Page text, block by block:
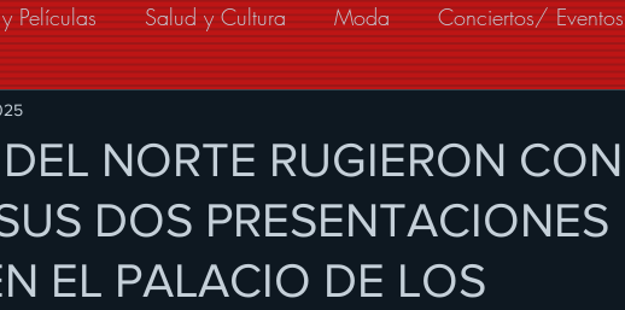
Películas Salud y Cultura Moda Conciertos/ Eventos
NORTE RUGIERON CON
DOS PRESENTACIONES
EL PALACIO DE LOS